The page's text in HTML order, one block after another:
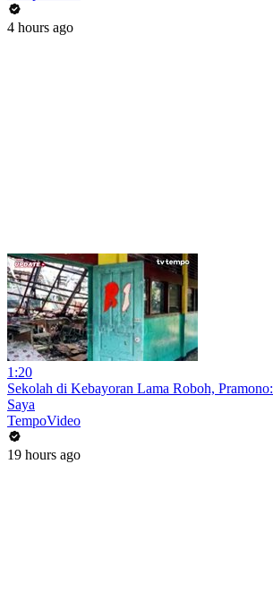
4 hours ago
1:20
Sekolah di Kebayoran Lama Roboh,
Saya
TempoVideo
19 hours ago